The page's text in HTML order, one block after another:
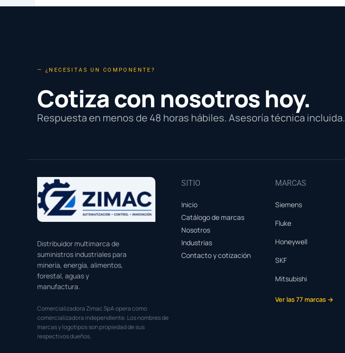
— ¿NECESITAS UN COMPONENTE?
Cotiza con nosotros hoy.
Respuesta en menos de 48 horas hábiles. Asesoría técnica incluida.
Distribuidor multimarca de
suministros industriales para
minería, energía, alimentos,
forestal, aguas y
manufactura.
Comercializadora Zimac SpA opera como
comercializadora independiente. Los nombres de
marcas y logotipos son propiedad de sus
respectivos dueños.
SITIO
Inicio
Catálogo de marcas
Nosotros
Industrias
Contacto y cotización
MARCAS
Siemens
Fluke
Honeywell
SKF
Mitsubishi
Ver las 77 marcas →